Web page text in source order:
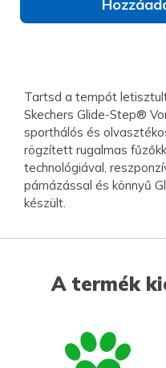
Tartsd a tempót
Skechers Glide-Step®
sporthálós és
rögzített rugalmas
technológiával,
párnázással és könnyű
készült.
A termék